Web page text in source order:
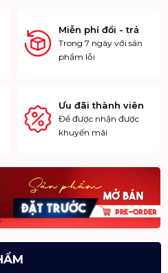
Miễn phí đổi - trả
Trong 7 ngày với sản
phẩm lỗi
Ưu đãi thành viên
Để được nhận được
khuyến mãi